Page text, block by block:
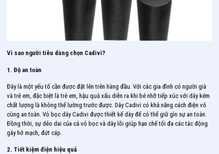
Vì sao người tiêu dùng chọn Cadivi?
1. Độ an toàn
Đây là một yếu tố cần được đặt lên trên hàng đầu. Với các gia đình có người già
và trẻ em, đặc biệt là trẻ em, hậu quả xấu diễn ra khi bé nhỡ tiếp xúc với dây kém
chất lượng là không thể lường trước được. Dây Cadivi có khả năng cách điện vô
cùng an toàn. Vỏ bọc dây Cadivi được thiết kế dày để có thể giữ gìn sự an toàn.
Đồng thời, sự dẻo dai của cả vỏ bọc và dây lõi giúp hạn chế tối đa các tác động
gây hở mạch, đứt cáp.
2. Tiết kiệm điện hiệu quả